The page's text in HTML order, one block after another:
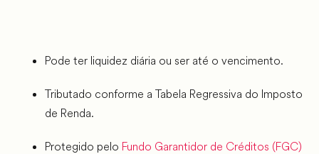
Pode ter liquidez diária ou ser até o vencimento.
Tributado conforme a Tabela Regressiva do Imposto
de Renda.
Protegido pelo Fundo Garantidor de Créditos (FGC)